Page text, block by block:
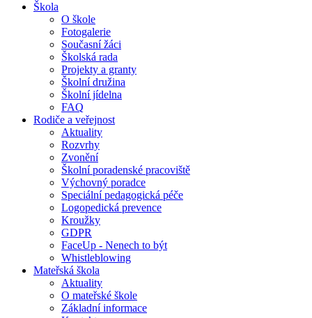
Škola
O škole
Fotogalerie
Současní žáci
Školská rada
Projekty a granty
Školní družina
Školní jídelna
FAQ
Rodiče a veřejnost
Aktuality
Rozvrhy
Zvonění
Školní poradenské pracoviště
Výchovný poradce
Speciální pedagogická péče
Logopedická prevence
Kroužky
GDPR
FaceUp - Nenech to být
Whistleblowing
Mateřská škola
Aktuality
O mateřské škole
Základní informace